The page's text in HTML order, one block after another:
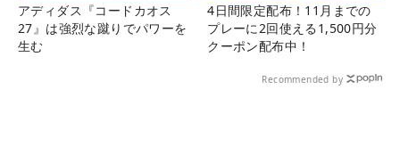
アディダス『コードカオス
27』は強烈な蹴りでパワーを
生む
4日間限定配布！11月までの
プレーに2回使える1,500円分
クーポン配布中！
Recommended by